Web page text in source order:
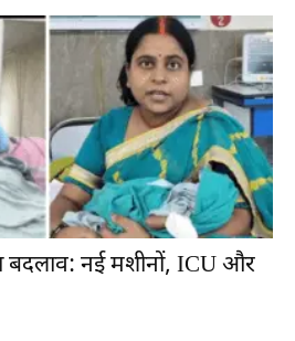
बदलाव: नई मशीनों, ICU और